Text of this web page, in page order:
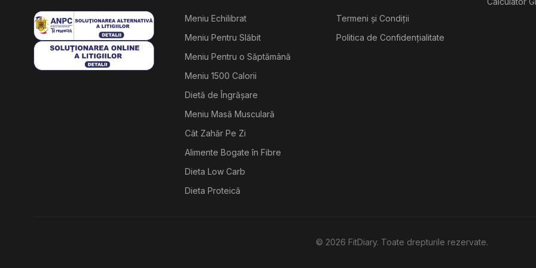
Meniu Echilibrat
Meniu Pentru Slăbit
Meniu Pentru o Săptămână
Meniu 1500 Calorii
Dietă de Îngrășare
Meniu Masă Musculară
Cât Zahăr Pe Zi
Alimente Bogate în Fibre
Dieta Low Carb
Dieta Proteică
Termeni și Condiții
Politica de Confidențialitate
© 2026 FitDiary. Toate drepturile rezervate.